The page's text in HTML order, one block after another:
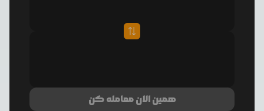
همین الان معامله کن